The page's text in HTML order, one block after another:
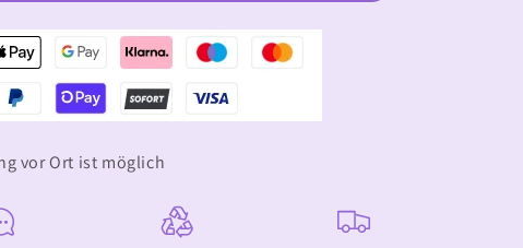
aus
Baumwolle
(70cm)
vor Ort ist möglich